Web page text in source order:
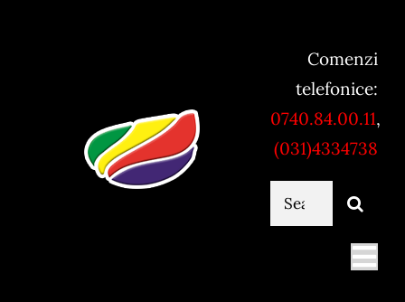
Comenzi
telefonice:
0740.84.00.11,
(031)4334738
Cautare...